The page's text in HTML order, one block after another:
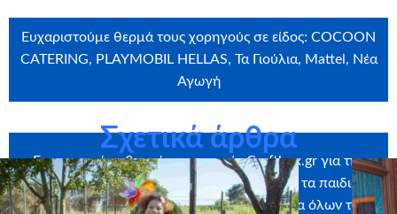
Ευχαριστούμε θερμά τους χορηγούς σε είδος: COCOON
CATERING, PLAYMOBIL HELLAS, Τα Γιούλια, Mattel, Νέα
Αγωγή
Ευχαριστούμε θερμά την εταιρείαCraftbox.grγια την
αποστολή birthday box – έκπληξη σε όλα τα παιδιά
μας, καθώς και τοmyikona.grγια τη χορηγία όλων των
Σχετικά άρθρα